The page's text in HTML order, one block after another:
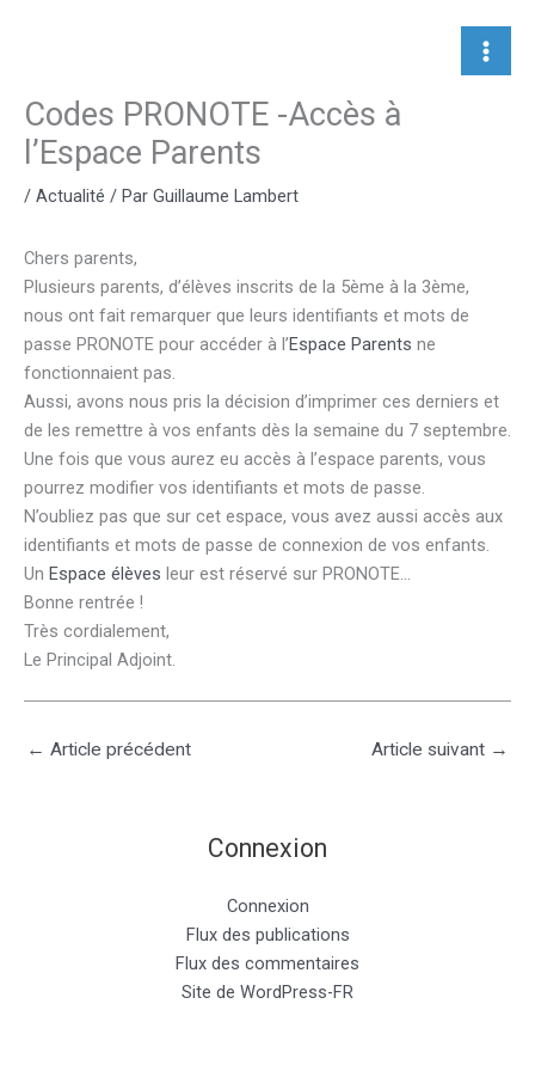
Codes PRONOTE -Accès à
l’Espace Parents
/ Actualité / Par Guillaume Lambert
Chers parents,
Plusieurs parents, d’élèves inscrits de la 5ème à la 3ème,
nous ont fait remarquer que leurs identifiants et mots de
passe PRONOTE pour accéder à l’Espace Parents ne
fonctionnaient pas.
Aussi, avons nous pris la décision d’imprimer ces derniers et
de les remettre à vos enfants dès la semaine du 7 septembre.
Une fois que vous aurez eu accès à l’espace parents, vous
pourrez modifier vos identifiants et mots de passe.
N’oubliez pas que sur cet espace, vous avez aussi accès aux
identifiants et mots de passe de connexion de vos enfants.
Un Espace élèves leur est réservé sur PRONOTE…
Bonne rentrée !
Très cordialement,
Le Principal Adjoint.
← Article précédent Article suivant →
Connexion
Connexion
Flux des publications
Flux des commentaires
Site de WordPress-FR